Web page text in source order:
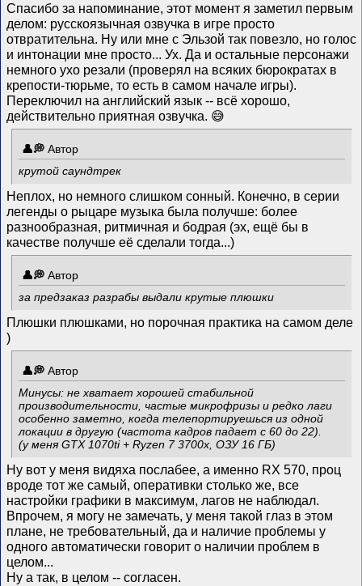
Спасибо за напоминание, этот момент я заметил первым
делом: русскоязычная озвучка в игре просто
отвратительна. Ну или мне с Эльзой так повезло, но голос
и интонации мне просто... Ух. Да и остальные персонажи
немного ухо резали (проверял на всяких бюрократах в
крепости-тюрьме, то есть в самом начале игры).
Переключил на английский язык -- всё хорошо,
действительно приятная озвучка. 😅
Автор
крутой саундтрек
Неплох, но немного слишком сонный. Конечно, в серии
легенды о рыцаре музыка была получше: более
разнообразная, ритмичная и бодрая (эх, ещё бы в
качестве получше её сделали тогда...)
Автор
за предзаказ разрабы выдали крутые плюшки
Плюшки плюшками, но порочная практика на самом деле
)
Автор
Минусы: не хватает хорошей стабильной
производительности, частые микрофризы и редко лаги
особенно заметно, когда телепортируешься из одной
локации в другую (частота кадров падает с 60 до 22).
(у меня GTX 1070ti + Ryzen 7 3700x, ОЗУ 16 ГБ)
Ну вот у меня видяха послабее, а именно RX 570, проц
вроде тот же самый, оперативки столько же, все
настройки графики в максимум, лагов не наблюдал.
Впрочем, я могу не замечать, у меня такой глаз в этом
плане, не требовательный, да и наличие проблемы у
одного автоматически говорит о наличии проблем в
целом...
Ну а так, в целом -- согласен.